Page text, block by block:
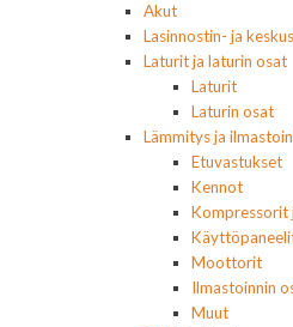
Akut
Lasinnostin- ja
Laturit ja laturin osat
Laturit
Laturin osat
Lämmitys ja
Etuvastukset
Kennot
Kompressorit
Moottorit
Ilmastoinnin
Muut